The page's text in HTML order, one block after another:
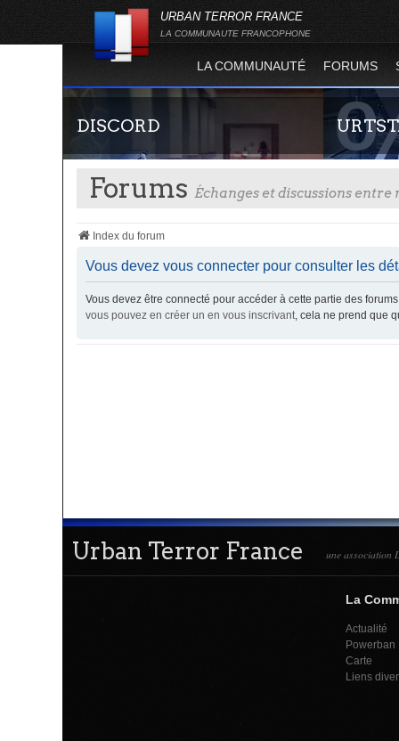
URBAN TERROR FRANCE
LA COMMUNAUTE FRANCOPHONE
LA COMMUNAUTÉ FORUMS
DISCORD
Rejoignez-nous sur le discord Urban Terror
France !
totalité des
Forums Échanges et discussions
Index du forum
Vous devez vous connecter pour consulter les
Vous devez être connecté pour accéder à cette partie des
vous pouvez en créer un en vous inscrivant, cela ne prend que
Urban Terror France une association
La
Actualité
Powerban
Carte
Liens